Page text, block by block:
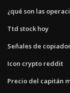
¿qué son las
Ttd stock hoy
Señales de
Icon crypto reddit
Precio del capitán